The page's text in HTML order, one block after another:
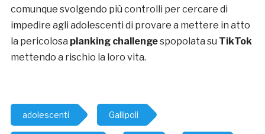
comunque svolgendo più controlli per cercare di
impedire agli adolescenti di provare a mettere in atto
la pericolosa planking challengespopolata su TikTok
mettendo a rischio la loro vita.
adolescenti Gallipoli